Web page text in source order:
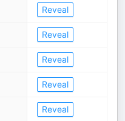
Reveal
Reveal
Reveal
Reveal
Reveal